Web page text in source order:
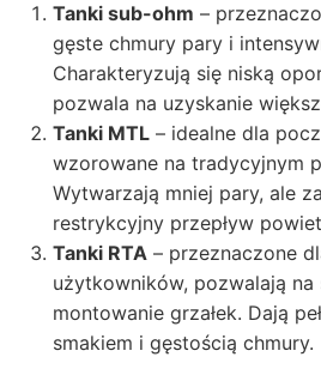
Tanki sub-ohm –
gęste chmury pary i
Charakteryzują się niską
pozwala na uzyskanie
Tanki MTL – idealne dla
wzorowane na tradycyjnym
Wytwarzają mniej pary, ale
restrykcyjny przepływ
Tanki RTA – przeznaczone
użytkowników, pozwalają na
montowanie grzałek. Dają
smakiem i gęstością chmury.